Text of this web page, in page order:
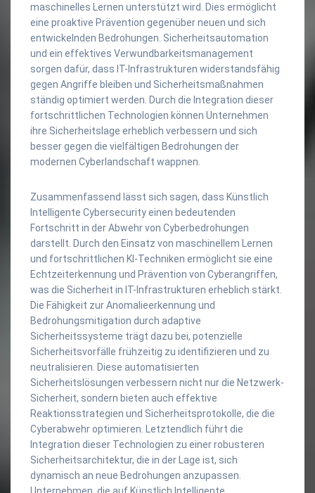
maschinelles Lernen unterstützt wird. Dies ermöglicht
eine proaktive Prävention gegenüber neuen und sich
entwickelnden Bedrohungen. Sicherheitsautomation
und ein effektives Verwundbarkeitsmanagement
sorgen dafür, dass IT-Infrastrukturen widerstandsfähig
gegen Angriffe bleiben und Sicherheitsmaßnahmen
ständig optimiert werden. Durch die Integration dieser
fortschrittlichen Technologien können Unternehmen
ihre Sicherheitslage erheblich verbessern und sich
besser gegen die vielfältigen Bedrohungen der
modernen Cyberlandschaft wappnen.
Zusammenfassend lässt sich sagen, dass Künstlich
Intelligente Cybersecurity einen bedeutenden
Fortschritt in der Abwehr von Cyberbedrohungen
darstellt. Durch den Einsatz von maschinellem Lernen
und fortschrittlichen KI-Techniken ermöglicht sie eine
Echtzeiterkennung und Prävention von Cyberangriffen,
was die Sicherheit in IT-Infrastrukturen erheblich stärkt.
Die Fähigkeit zur Anomalieerkennung und
Bedrohungsmitigation durch adaptive
Sicherheitssysteme trägt dazu bei, potenzielle
Sicherheitsvorfälle frühzeitig zu identifizieren und zu
neutralisieren. Diese automatisierten
Sicherheitslösungen verbessern nicht nur die Netzwerk-
Sicherheit, sondern bieten auch effektive
Reaktionsstrategien und Sicherheitsprotokolle, die die
Cyberabwehr optimieren. Letztendlich führt die
Integration dieser Technologien zu einer robusteren
Sicherheitsarchitektur, die in der Lage ist, sich
dynamisch an neue Bedrohungen anzupassen.
Unternehmen, die auf Künstlich Intelligente